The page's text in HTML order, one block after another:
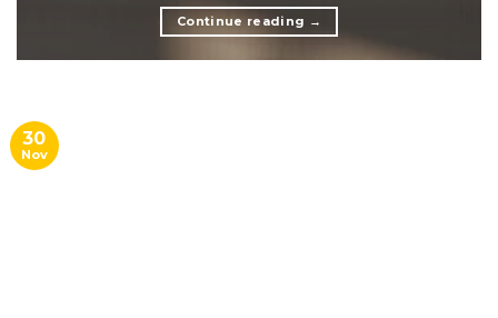
Continue reading →
30
Nov